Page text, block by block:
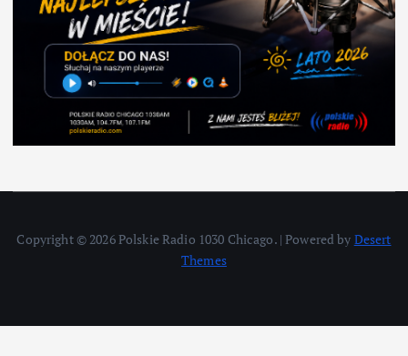
Copyright © 2026 Polskie Radio 1030 Chicago. | Powered by Desert
Themes